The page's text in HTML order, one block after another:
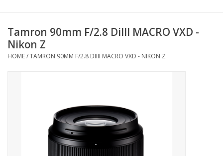
PROMO
Diensten
Tamron 90mm F/2.8 DiIII MACRO VXD -
Nikon Z
HOME/TAMRON 90MM F/2.8 DIIII MACRO VXD - NIKON Z